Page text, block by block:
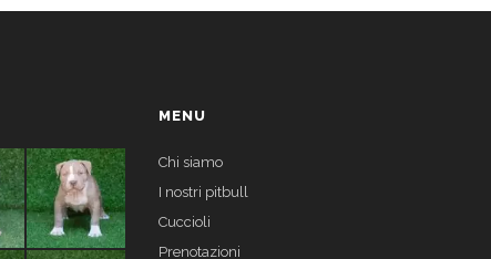
MENU
Chi siamo
I nostri pitbull
Cuccioli
Prenotazioni